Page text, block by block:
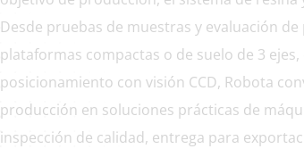
Desde pruebas de muestras y evaluación
plataformas compactas o de suelo de 3
posicionamiento con visión CCD, Robota
producción en soluciones prácticas de
inspección de calidad, entrega para